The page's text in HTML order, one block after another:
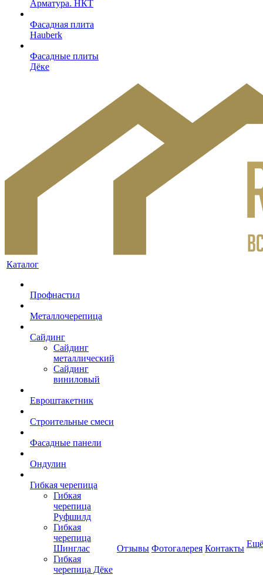
Арматура. НКТ
Фасадная плита
Hauberk
Фасадные плиты
Дёке
Каталог
Профнастил
Металлочерепица
Сайдинг
Сайдинг
металлический
Сайдинг
виниловый
Евроштакетник
Строительные смеси
Фасадные панели
Ондулин
Гибкая черепица
Гибкая
черепица
Руфшилд
Гибкая
черепица
Шинглас
Гибкая
черепица Дёке
Отзывы Фотогалерея Контакты Ещё